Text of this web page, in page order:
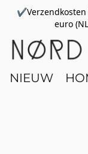
✔Verzendkosten
euro
NIEUW